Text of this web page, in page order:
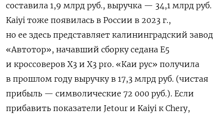
составила 1,9 млрд руб., выручка — 34,1 млрд руб.
Kaiyi тоже появилась в России в 2023 г.,
но ее здесь представляет калининградский завод
«Автотор», начавший сборку седана Е5
и кроссоверов X3 и X3 pro. «Каи рус» получила
в прошлом году выручку в 17,3 млрд руб. (чистая
прибыль — символические 72 000 руб.). Если
прибавить показатели Jetour и Kaiyi к Chery,